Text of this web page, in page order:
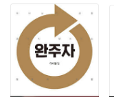
전도사로 사역했고,
다. 현재 ‘복음, 선교, 다
러내는 예수세대운동
를 맡고 있다.